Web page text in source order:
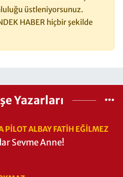
üstleniyorsunuz.
HABER hiçbir şekilde
Yazarları
PILOT ALBAY FATIH EĞİLMEZ
Sevme Anne!